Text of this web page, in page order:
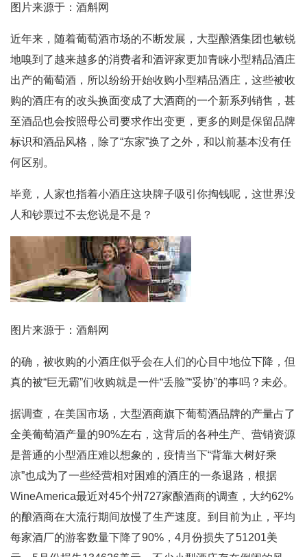
图片来源于：酒斛网
近年来，随着葡萄酒市场的不断发展，大型酿酒集团也敏锐
地嗅到了越来越多的消费者和酒评家更加青睐小型精品酒庄
出产的葡萄酒，所以纷纷开始收购小型精品酒庄，这些被收
购的酒庄有的改头换面变成了大酒商的一个新系列销售，甚
至酒品也会按照母公司要求作出变更，更多的则是保留品牌
标识和酒品风格，除了“东家”换了之外，和以前基本没有任
何区别。
毕竟，人家也指着小酒庄这块牌子吸引你掏钱呢，这世界没
人和钞票过不去您说是不是？
图片来源于：酒斛网
的确，被收购的小酒庄似乎会在人们的心目中地位下降，但
真的被“巨无霸”们收购就是一件“丢脸”“妥协”的事吗？未必。
据调查，在美国市场，大型酒商旗下葡萄酒品牌的产量占了
全美葡萄酒产量的90%左右，这背后的各种生产、营销资源
是普通的小型酒庄难以想象的，疫情当下“背靠大树好乘
凉”也成为了一些经营相对困难的酒庄的一条退路，根据
WineAmerica最近对45个州727家酿酒商的调查，大约62%
的酿酒商在大流行期间放慢了生产速度。到目前为止，平均
每家酒厂的游客数量下降了90%，4月份损失了51201美